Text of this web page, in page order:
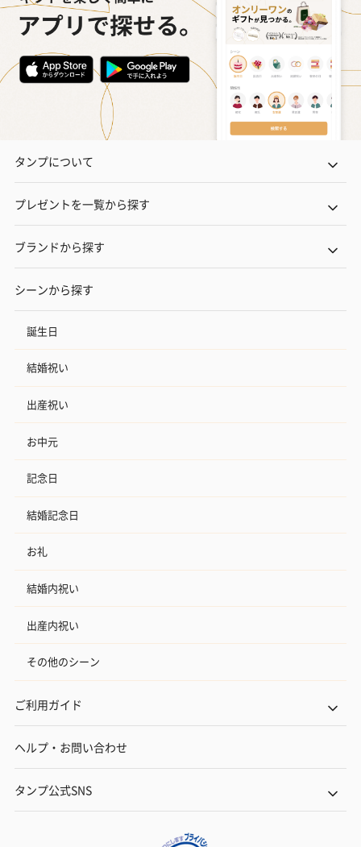
タンプについて
プレゼントを一覧から探す
ブランドから探す
シーンから探す
誕生日
結婚祝い
出産祝い
お中元
記念日
結婚記念日
お礼
結婚内祝い
出産内祝い
その他のシーン
ご利用ガイド
ヘルプ・お問い合わせ
タンプ公式SNS